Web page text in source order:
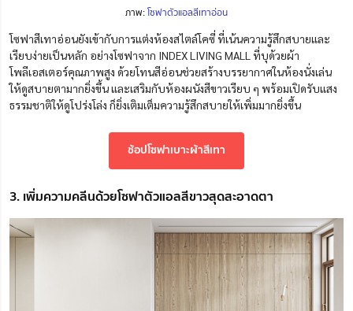
ภาพ:โซฟาตัวแอลสีเทาอ่อน
โซฟาสีเทาอ่อนยังเข้ากับการแต่งห้องสไตล์โคซี่ ที่เน้นความรู้สึกสบายและ
เรียบง่ายเป็นหลัก อย่างโซฟาจาก INDEX LIVING MALL ที่บุด้วยผ้า
โพลีเอสเตอร์คุณภาพสูง ด้วยโทนสีอ่อนช่วยสร้างบรรยากาศในห้องนั่งเล่น
ให้ดูสบายตามากยิ่งขึ้น และเสริมกับห้องผนังสีขาวเรียบ ๆ พร้อมเปิดรับแสง
ธรรมชาติให้ดูโปร่งโล่ง ก็ยิ่งเติมเต็มความรู้สึกสบายให้เพิ่มมากยิ่งขึ้น
ช้อปโซฟาเบาะผ้าสีเทา
3. เพิ่มความคลีนด้วยโซฟาตัวแอลสีขาวสุดสะอาดตา